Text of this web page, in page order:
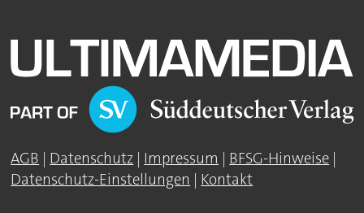
AGB Datenschutz Impressum BFSG-Hinweise
Datenschutz-Einstellungen
Kontakt